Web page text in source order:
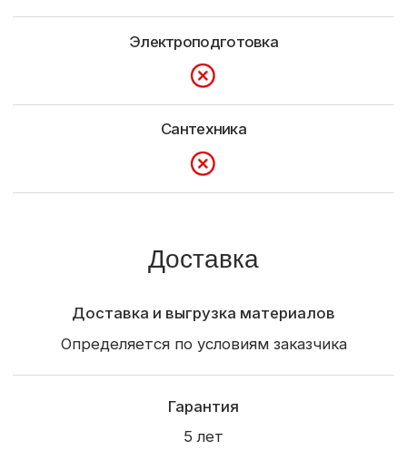
Россия, Калининград, пос. Шоссейное,
(конец ул. Суворова)
+7 (921) 710-37-55
Каркасные и СИП дома